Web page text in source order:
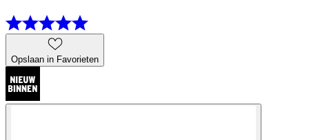
Opslaan in Favorieten